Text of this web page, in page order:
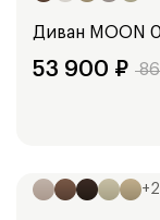
Диван MOON
53 900 ₽
+